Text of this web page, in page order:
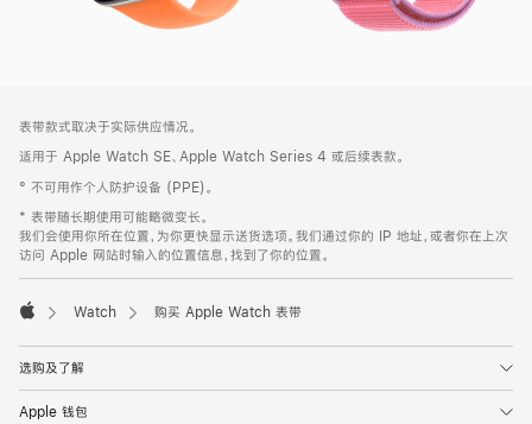
页
页
脚
注
表带款式取决于实际供应情况。
适用于 Apple Watch SE、Apple Watch Series 4 或后续表款。
° 不可用作个人防护设备 (PPE)。
* 表带随长期使用可能略微变长。
我们会使用你所在位置，为你更快显示送货选项。我们通过你的 IP 地址，或者你在上次
访问 Apple 网站时输入的位置信息，找到了你的位置。
Watch 购买 Apple Watch 表带
选购及了解
Apple 钱包